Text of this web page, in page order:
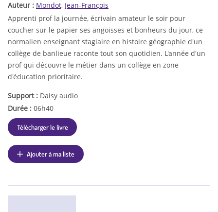
Auteur : Mondot, Jean-François
Apprenti prof la journée, écrivain amateur le soir pour
coucher sur le papier ses angoisses et bonheurs du jour, ce
normalien enseignant stagiaire en histoire géographie d'un
collège de banlieue raconte tout son quotidien. L'année d'un
prof qui découvre le métier dans un collège en zone
d'éducation prioritaire.
Support : Daisy audio
Durée : 06h40
Télécharger le livre
Ajouter à ma liste